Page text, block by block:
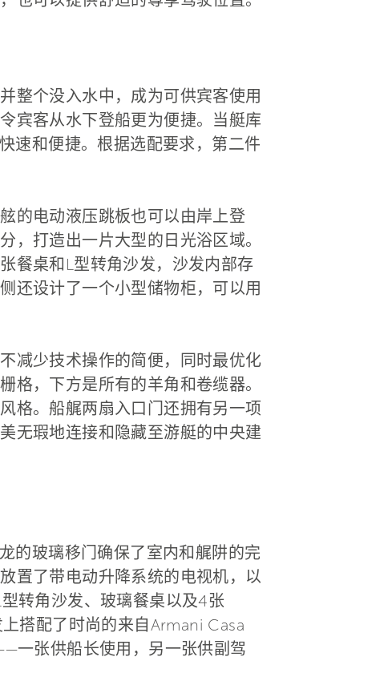
整个没入水中，成为可供宾客使用
宾客从水下登船更为便捷。当艇库
速和便捷。根据选配要求，第二件
的电动液压跳板也可以由岸上登
，打造出一片大型的日光浴区域。
餐桌和L型转角沙发，沙发内部存
还设计了一个小型储物柜，可以用
减少技术操作的简便，同时最优化
格，下方是所有的羊角和卷缆器。
格。船艉两扇入口门还拥有另一项
无瑕地连接和隐藏至游艇的中央建
的玻璃移门确保了室内和艉阱的完
置了带电动升降系统的电视机，以
转角沙发、玻璃餐桌以及4张
搭配了时尚的来自Armani Casa
一张供船长使用，另一张供副驾